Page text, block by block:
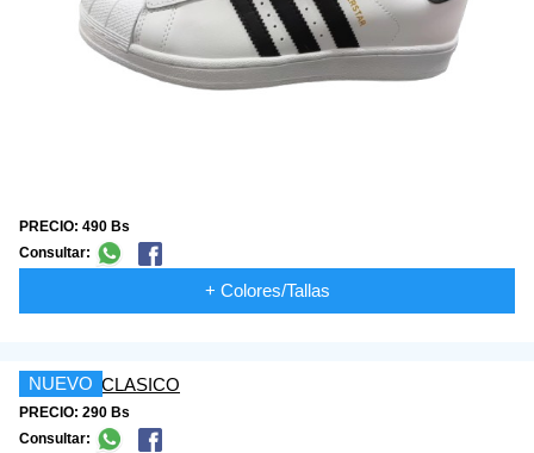
PRECIO: 490 Bs
Consultar:
+ Colores/Tallas
NUEVO
PRECIO: 290 Bs
Consultar: